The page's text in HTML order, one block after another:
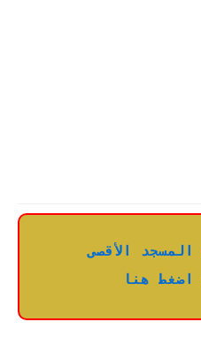
الأقصى
اضغط هنا